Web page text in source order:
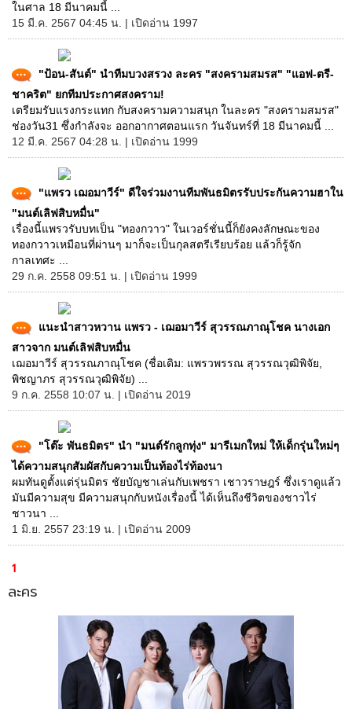
ในศาล 18 มีนาคมนี้ ...
15 มี.ค. 2567 04:45 น. | เปิดอ่าน 1997
"ป้อน-สันต์" นำทีมบวงสรวง ละคร "สงครามสมรส" "แอฟ-ตรี-
ชาคริต" ยกทีมประกาศสงคราม!
เตรียมรับแรงกระแทก กับสงครามความสนุก ในละคร "สงครามสมรส"
ช่องวัน31 ซึ่งกำลังจะ ออกอากาศตอนแรก วันจันทร์ที่ 18 มีนาคมนี้ ...
12 มี.ค. 2567 04:28 น. | เปิดอ่าน 1999
"แพรว เฌอมาวีร์" ดีใจร่วมงานทีมพันธมิตรรับประกันความฮาใน
"มนต์เลิฟสิบหมื่น"
เรื่องนี้แพรวรับบทเป็น "ทองกวาว" ในเวอร์ชั่นนี้ก็ยังคงลักษณะของ
ทองกวาวเหมือนที่ผ่านๆ มาก็จะเป็นกุลสตรีเรียบร้อย แล้วก็รู้จัก
กาลเทศะ ...
29 ก.ค. 2558 09:51 น. | เปิดอ่าน 1999
แนะนำสาวหวาน แพรว - เฌอมาวีร์ สุวรรณภาณุโชค นางเอก
สาวจาก มนต์เลิฟสิบหมื่น
เฌอมาวีร์ สุวรรณภาณุโชค (ชื่อเดิม: แพรวพรรณ สุวรรณวุฒิพิจัย,
พิชญาภร สุวรรณวุฒิพิจัย) ...
9 ก.ค. 2558 10:07 น. | เปิดอ่าน 2019
"โต๊ะ พันธมิตร" นำ "มนต์รักลูกทุ่ง" มารีเมกใหม่ ให้เด็กรุ่นใหม่ๆ
ได้ความสนุกสัมผัสกับความเป็นท้องไร่ท้องนา
ผมทันดูตั้งแต่รุ่นมิตร ชัยบัญชาเล่นกับเพชรา เชาวราษฎร์ ซึ่งเราดูแล้ว
มันมีความสุข มีความสนุกกับหนังเรื่องนี้ ได้เห็นถึงชีวิตของชาวไร่
ชาวนา ...
1 มิ.ย. 2557 23:19 น. | เปิดอ่าน 2009
1
ละคร